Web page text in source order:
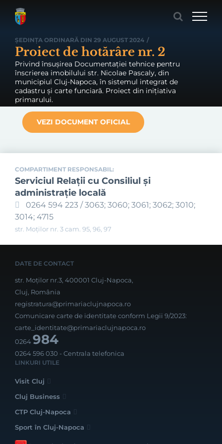
ȘEDINȚA ORDINARĂ DIN 29 AUGUST 2024 /
Proiect de hotărâre nr. 2
Privind însușirea Documentației tehnice pentru
înscrierea imobilului str. Nicolae Pascaly, din
municipiul Cluj-Napoca, în sistemul integrat de
cadastru și carte funciară. Proiect din inițiativa
primarului.
VEZI DOCUMENT OFICIAL
COMPARTIMENT RESPONSABIL:
Serviciul Relaţii cu Consiliul şi
administraţie locală
0264 594 223 / 3063; 3060; 3061; 3062; 3010;
3014; 4715
str. Moților nr. 3 cam. 95, 96, 97
DATE DE CONTACT
str. Moților nr.3, 400001 Cluj-Napoca,
Cluj, România
registratura@primariaclujnapoca.ro
Comunicare carte de identitate conform Legii 9/2023:
carte_identitate@primariaclujnapoca.ro
0264984
0264 596 030 - Centrala telefonica
LINKURI UTILE
Visit Cluj
Cluj Business
CTP Cluj-Napoca
Sport în Cluj-Napoca